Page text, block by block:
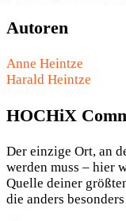
Autoren
Anne Heintze
Harald Heintze
HOCHiX
Der einzige Ort, an
werden muss – hier
Quelle deiner
die anders